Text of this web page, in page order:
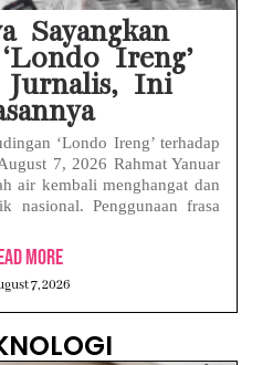
Sayangkan
Ireng’
Jurnalis, Ini
‘Londo Ireng’ terhadap
7, 2026 Rahmat Yanuar
air kembali menghangat dan
nasional. Penggunaan frasa
More
7, 2026